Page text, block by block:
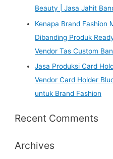
Beauty | Jasa Jahit
Kenapa Brand Fashion
Dibanding Produk
Vendor Tas Custom
Jasa Produksi Card
Vendor Card Holder
untuk Brand Fashion
Recent Comments
Archives